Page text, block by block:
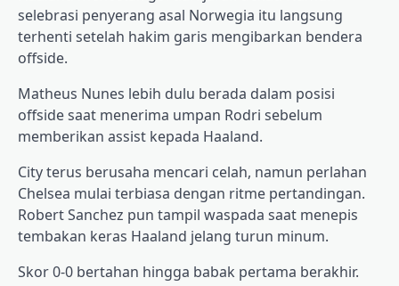
selebrasi penyerang asal Norwegia itu langsung
terhenti setelah hakim garis mengibarkan bendera
offside.
Matheus Nunes lebih dulu berada dalam posisi
offside saat menerima umpan Rodri sebelum
memberikan assist kepada Haaland.
City terus berusaha mencari celah, namun perlahan
Chelsea mulai terbiasa dengan ritme pertandingan.
Robert Sanchez pun tampil waspada saat menepis
tembakan keras Haaland jelang turun minum.
Skor 0-0 bertahan hingga babak pertama berakhir.